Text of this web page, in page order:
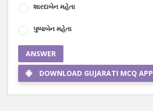
શારદાબેન મહેતા
પુષ્પાબેન મહેતા
ANSWER
DOWNLOAD GUJARATI MCQ APP